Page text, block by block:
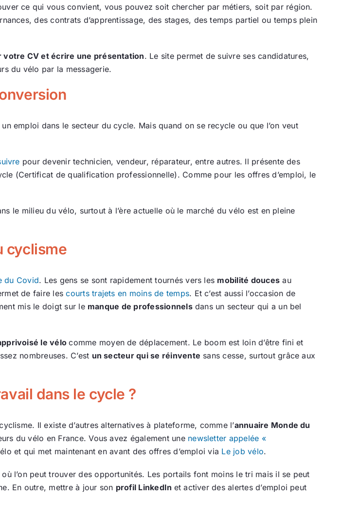
ce qui vous convient, vous pouvez soit chercher par métiers, soit par région.
des contrats d’apprentissage, des stages, des temps partiel ou temps plein
votre CV et écrire une présentation. Le site permet de suivre ses candidatures,
du vélo par la messagerie.
emploi dans le secteur du cycle. Mais quand on se recycle ou que l’on veut
pour devenir technicien, vendeur, réparateur, entre autres. Il présente des
(Certificat de qualification professionnelle). Comme pour les offres d’emploi, le
le milieu du vélo, surtout à l’ère actuelle où le marché du vélo est en pleine
cyclisme
du Covid. Les gens se sont rapidement tournés vers les mobilité douces au
de faire lescourts trajets en moins de temps. Et c’est aussi l’occasion de
mis le doigt sur le manque de professionnelsdans un secteur qui a un bel
le vélocomme moyen de déplacement. Le boom est loin d’être fini et
nombreuses. C’est un secteur qui se réinvente sans cesse, surtout grâce aux
dans le cycle ?
Il existe d’autres alternatives à plateforme, comme l’annuaire Monde du
du vélo en France. Vous avez également une newsletter appelée «
et qui met maintenant en avant des offres d’emploi via Le job vélo.
l’on peut trouver des opportunités. Les portails font moins le tri mais il se peut
En outre, mettre à jour son profil LinkedIn et activer des alertes d’emploi peut